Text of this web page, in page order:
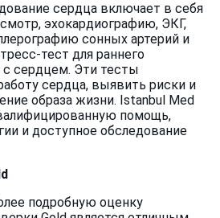
сердца включает в себя
эхокардиографию, ЭКГ,
сонных артерий и
тест для раннего
сердцем. Эти тесты
сердца, выявить риски и
образа жизни. Istanbul Med
помощь,
и доступное обследование
подробную оценку